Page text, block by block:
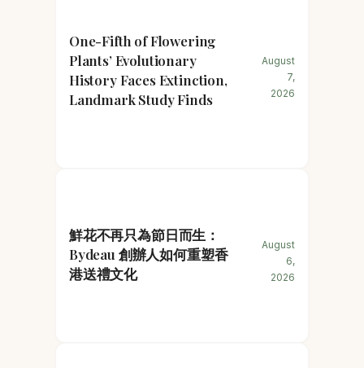
One-Fifth of Flowering
Plants’ Evolutionary
History Faces Extinction,
Landmark Study Finds
August
7,
2026
鮮花不再只為節日而生：
Bydeau 創辦人如何重塑香
港送禮文化
August
6,
2026